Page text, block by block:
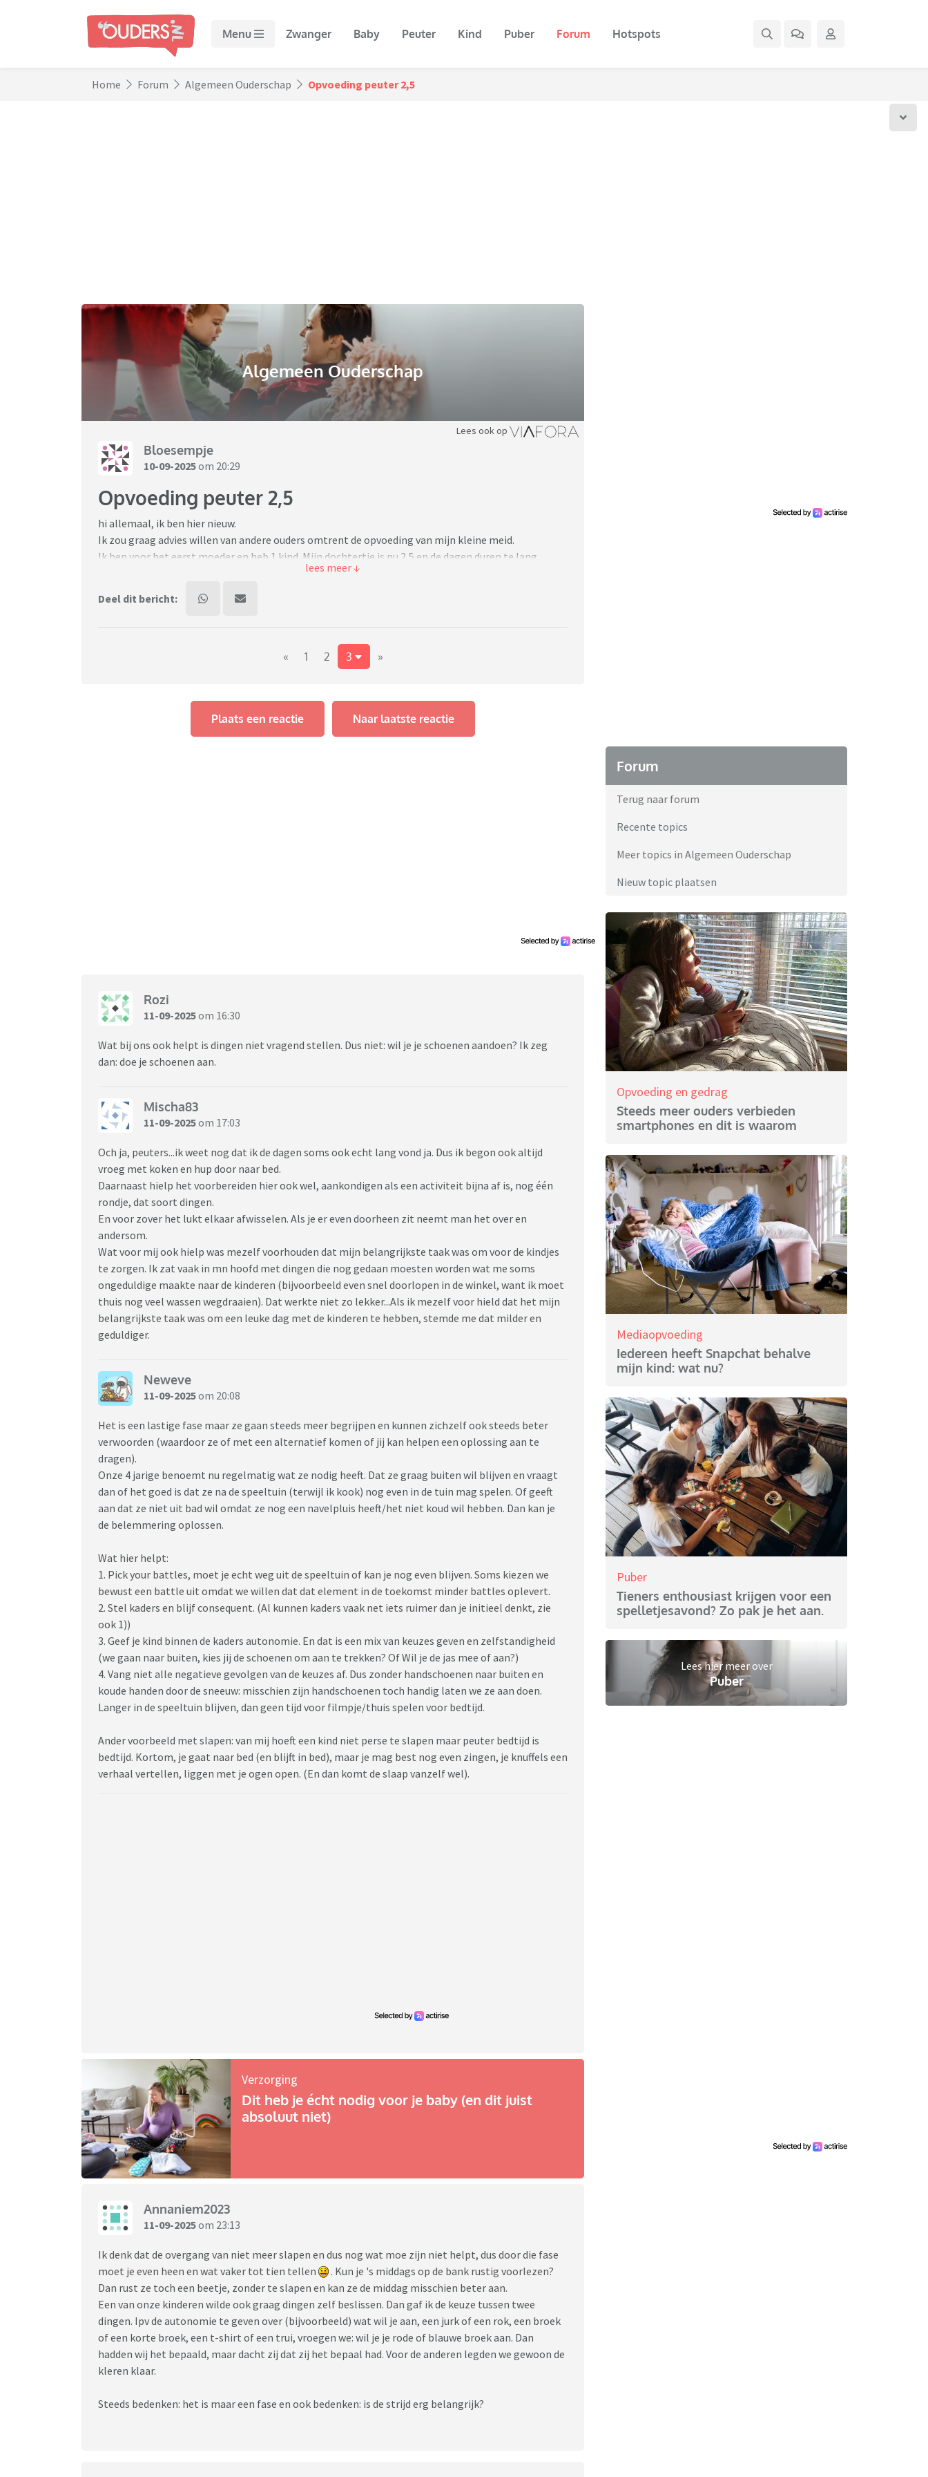
Menu Zwanger Baby Peuter Kind Puber Forum Hotspots
Home Forum Algemeen Ouderschap Opvoeding peuter 2,5
Algemeen Ouderschap
Lees ook op
Bloesempje
10-09-2025om 20:29
Opvoeding peuter 2,5
hi allemaal, ik ben hier nieuw.
Ik zou graag advies willen van andere ouders omtrent de opvoeding van mijn kleine meid.
Ik ben voor het eerst moeder en heb 1 kind. Mijn dochtertje is nu 2,5 en de dagen duren te lang.
Daarmee doel ik op hoe moeizaam het verloopt. Mijn dochter kan niet omgaan met regels en nu
dan is het schreeuwen en gillen. Tandenpoetsen ook, naar bed gaan ook. Stoppen met een spelletje
help. Hoe kan ik meer rust in de opvoeding krijgen en dat ze ook wat meer luistert
Deel dit bericht:
« 1 2 3 »
Plaats een reactie Naar laatste reactie
Rozi
11-09-2025om 16:30
Wat bij ons ook helpt is dingen niet vragend stellen. Dus niet: wil je je schoenen aandoen? Ik zeg
dan: doe je schoenen aan.
Mischa83
11-09-2025om 17:03
Och ja, peuters...ik weet nog dat ik de dagen soms ook echt lang vond ja. Dus ik begon ook altijd
vroeg met koken en hup door naar bed.
Daarnaast hielp het voorbereiden hier ook wel, aankondigen als een activiteit bijna af is, nog één
rondje, dat soort dingen.
En voor zover het lukt elkaar afwisselen. Als je er even doorheen zit neemt man het over en
andersom.
Wat voor mij ook hielp was mezelf voorhouden dat mijn belangrijkste taak was om voor de kindjes
te zorgen. Ik zat vaak in mn hoofd met dingen die nog gedaan moesten worden wat me soms
ongeduldige maakte naar de kinderen (bijvoorbeeld even snel doorlopen in de winkel, want ik moet
thuis nog veel wassen wegdraaien). Dat werkte niet zo lekker...Als ik mezelf voor hield dat het mijn
belangrijkste taak was om een leuke dag met de kinderen te hebben, stemde me dat milder en
geduldiger.
Neweve
11-09-2025om 20:08
Het is een lastige fase maar ze gaan steeds meer begrijpen en kunnen zichzelf ook steeds beter
verwoorden (waardoor ze of met een alternatief komen of jij kan helpen een oplossing aan te
dragen).
Onze 4 jarige benoemt nu regelmatig wat ze nodig heeft. Dat ze graag buiten wil blijven en vraagt
dan of het goed is dat ze na de speeltuin (terwijl ik kook) nog even in de tuin mag spelen. Of geeft
aan dat ze niet uit bad wil omdat ze nog een navelpluis heeft/het niet koud wil hebben. Dan kan je
de belemmering oplossen.
Wat hier helpt:
1. Pick your battles, moet je echt weg uit de speeltuin of kan je nog even blijven. Soms kiezen we
bewust een battle uit omdat we willen dat dat element in de toekomst minder battles oplevert.
2. Stel kaders en blijf consequent. (Al kunnen kaders vaak net iets ruimer dan je initieel denkt, zie
ook 1))
3. Geef je kind binnen de kaders autonomie. En dat is een mix van keuzes geven en zelfstandigheid
(we gaan naar buiten, kies jij de schoenen om aan te trekken? Of Wil je de jas mee of aan?)
4. Vang niet alle negatieve gevolgen van de keuzes af. Dus zonder handschoenen naar buiten en
koude handen door de sneeuw: misschien zijn handschoenen toch handig laten we ze aan doen.
Langer in de speeltuin blijven, dan geen tijd voor filmpje/thuis spelen voor bedtijd.
Ander voorbeeld met slapen: van mij hoeft een kind niet perse te slapen maar peuter bedtijd is
bedtijd. Kortom, je gaat naar bed (en blijft in bed), maar je mag best nog even zingen, je knuffels een
verhaal vertellen, liggen met je ogen open. (En dan komt de slaap vanzelf wel).
Verzorging
Dit heb je écht nodig voor je baby (en dit juist
absoluut niet)
Annaniem2023
11-09-2025om 23:13
Ik denk dat de overgang van niet meer slapen en dus nog wat moe zijn niet helpt, dus door die fase
moet je even heen en wat vaker tot tien tellen
. Kun je 's middags op de bank rustig voorlezen?
Dan rust ze toch een beetje, zonder te slapen en kan ze de middag misschien beter aan.
Een van onze kinderen wilde ook graag dingen zelf beslissen. Dan gaf ik de keuze tussen twee
dingen. Ipv de autonomie te geven over (bijvoorbeeld) wat wil je aan, een jurk of een rok, een broek
of een korte broek, een t-shirt of een trui, vroegen we: wil je je rode of blauwe broek aan. Dan
hadden wij het bepaald, maar dacht zij dat zij het bepaal had. Voor de anderen legden we gewoon de
kleren klaar.
Steeds bedenken: het is maar een fase en ook bedenken: is de strijd erg belangrijk?
Forum
Terug naar forum
Recente topics
Meer topics in Algemeen Ouderschap
Nieuw topic plaatsen
Opvoeding en gedrag
Steeds meer ouders verbieden
smartphones en dit is waarom
Mediaopvoeding
Iedereen heeft Snapchat behalve
mijn kind: wat nu?
Puber
Tieners enthousiast krijgen voor een
spelletjesavond? Zo pak je het aan.
Lees hier meer over
Puber